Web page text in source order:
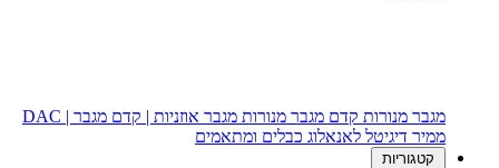
מגבר מנורות קדם מגבר מנורות מגבר אוזניות | קדם מגבר | DAC
ממיר דיגיטל לאנאלוג כבלים ומתאמים
קטגוריות